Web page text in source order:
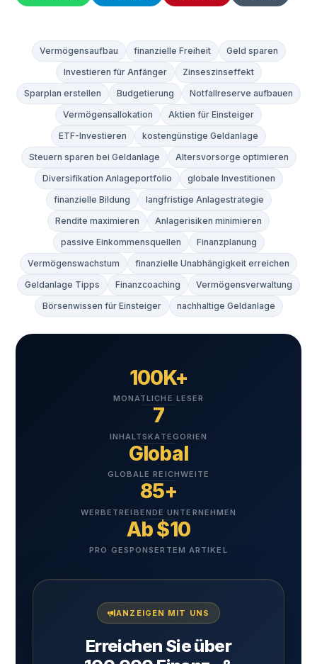
Vermögensaufbau finanzielle Freiheit
Geld sparen
Investieren für Anfänger
Zinseszinseffekt
Sparplan erstellen
Budgetierung
Notfallreserve aufbauen
Vermögensallokation
Aktien für Einsteiger
ETF-Investieren
kostengünstige Geldanlage
Steuern sparen bei Geldanlage
Altersvorsorge optimieren
Diversifikation Anlageportfolio
globale Investitionen
finanzielle Bildung
langfristige Anlagestrategie
Rendite maximieren
Anlagerisiken minimieren
passive Einkommensquellen
Finanzplanung
Vermögenswachstum
finanzielle Unabhängigkeit erreichen
Geldanlage Tipps
Finanzcoaching
Vermögensverwaltung
Börsenwissen für Einsteiger
nachhaltige Geldanlage
100K+
MONATLICHE LESER
7
INHALTSKATEGORIEN
Global
GLOBALE REICHWEITE
85+
WERBETREIBENDE UNTERNEHMEN
Ab $10
PRO GESPONSERTEM ARTIKEL
ANZEIGEN MIT UNS
Erreichen Sie über